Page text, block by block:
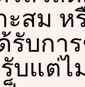
ะสม
รับกา
บแต่ไ